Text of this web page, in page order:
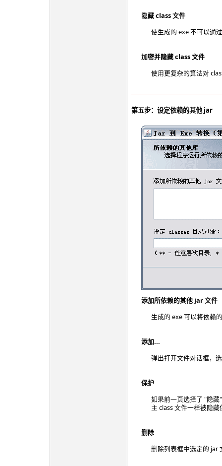
隐藏 class 文件
使生成的 exe 不可以通
加密并隐藏 class 文件
使用更复杂的算法对
第五步：设定依赖的其他 jar
添加所依赖的其他 jar 文件
生成的 exe 可以将依赖
添加...
弹出打开文件对话框，
保护
如果前一页选择了 "隐
主 class 文件一样被隐藏
删除
删除列表框中选定的 jar